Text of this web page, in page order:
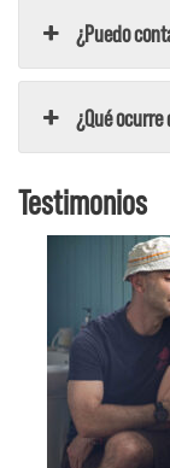
¿Puedo
¿Qué
Testimonios